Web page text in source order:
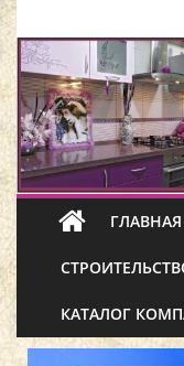
ГЛАВНАЯ
КАТАЛОГ